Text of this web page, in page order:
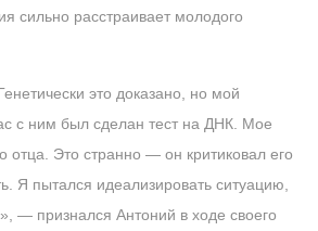
сильно расстраивает молодого
это доказано, но мой
с ним был сделан тест на ДНК. Мое
Это странно — он критиковал его
Я пытался идеализировать ситуацию,
— признался Антоний в ходе своего